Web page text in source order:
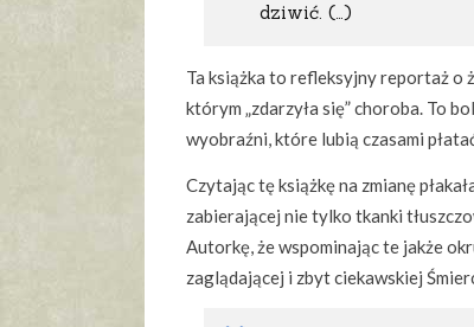
dziwić. (…)
Ta książka to refleksyjny reportaż o
którym „zdarzyła się” choroba. To
wyobraźni, które lubią czasami
Czytając tę książkę na zmianę
zabierającej nie tylko tkanki
Autorkę, że wspominając te jakże
zaglądającej i zbyt ciekawskiej